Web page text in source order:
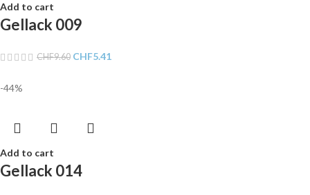
Add to cart
Gellack 009
CHF9.60 CHF5.41
-44%
Add to cart
Gellack 014